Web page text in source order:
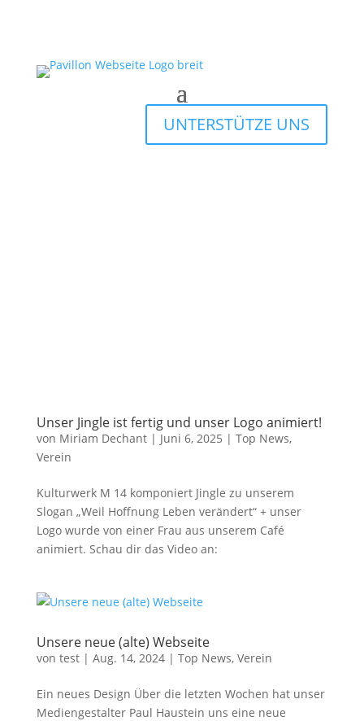
UNTERSTÜTZE UNS
Unser Jingle ist fertig und unser Logo animiert!
von Miriam Dechant| Juni 6, 2025 | Top News,
Verein
Kulturwerk M 14 komponiert Jingle zu unserem
Slogan „Weil Hoffnung Leben verändert“ + unser
Logo wurde von einer Frau aus unserem Café
animiert. Schau dir das Video an:
Unsere neue (alte) Webseite
von test| Aug. 14, 2024| Top News, Verein
Ein neues Design Über die letzten Wochen hat unser
Mediengestalter Paul Haustein uns eine neue